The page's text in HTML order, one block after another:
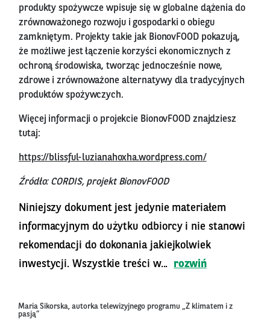
produkty spożywcze wpisuje się w globalne dążenia do
zrównoważonego rozwoju i gospodarki o obiegu
zamkniętym. Projekty takie jak BionovFOOD pokazują,
że możliwe jest łączenie korzyści ekonomicznych z
ochroną środowiska, tworząc jednocześnie nowe,
zdrowe i zrównoważone alternatywy dla tradycyjnych
produktów spożywczych.
Więcej informacji o projekcie BionovFOOD znajdziesz
tutaj:
https://blissful-luzianahoxha.wordpress.com/
Źródło: CORDIS, projekt BionovFOOD
Niniejszy dokument jest jedynie materiałem
informacyjnym do użytku odbiorcy i nie stanowi
rekomendacji do dokonania jakiejkolwiek
inwestycji. Wszystkie treści w...
rozwiń
Maria Sikorska, autorka telewizyjnego programu „Z klimatem i z
pasją”